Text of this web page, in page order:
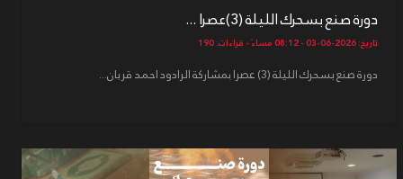
دورة صنع بسحرك الليلة (3)عصرا ...
تاريخ: 2026-06-03 - 08:12 مساءً - قراءات: 190
دورة صنع بسحرك الليلة (3) عصرا بمشاركة الرادود احمد قربان...